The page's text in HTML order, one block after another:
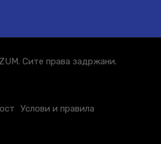
Сите права задржани.
Услови и правила